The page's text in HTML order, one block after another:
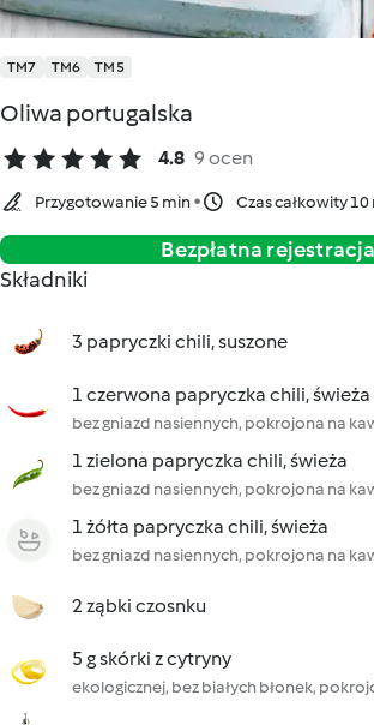
TM7 TM6 TM5
Oliwa portugalska
4.8 9 ocen
Przygotowanie 5 min Czas całkowity 10
Bezpłatna rejestracja
Składniki
3 papryczki chili, suszone
1 czerwona papryczka chili, świeża
bez gniazd nasiennych, pokrojona na
1 zielona papryczka chili, świeża
bez gniazd nasiennych, pokrojona na
1 żółta papryczka chili, świeża
bez gniazd nasiennych, pokrojona na
2 ząbki czosnku
5 g skórki z cytryny
ekologicznej, bez białych błonek,